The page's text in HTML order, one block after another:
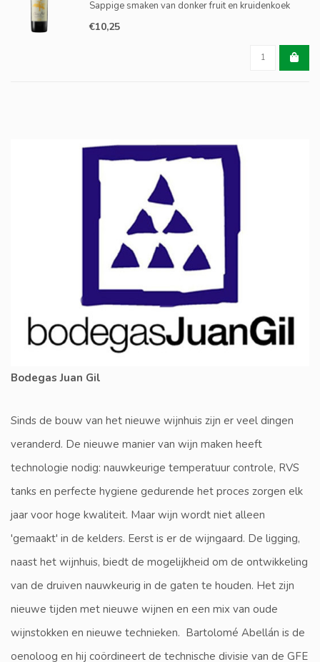
Sappige smaken van donker fruit en kruidenkoek
verspreiden zich langzaam door de mond en er is
zelfs iets rokerigs op te merken.
€10,25
Bodegas Juan Gil
Sinds de bouw van het nieuwe wijnhuis zijn er veel dingen
veranderd. De nieuwe manier van wijn maken heeft
technologie nodig: nauwkeurige temperatuur controle, RVS
tanks en perfecte hygiene gedurende het proces zorgen elk
jaar voor hoge kwaliteit. Maar wijn wordt niet alleen
'gemaakt' in de kelders. Eerst is er de wijngaard. De ligging,
naast het wijnhuis, biedt de mogelijkheid om de ontwikkeling
van de druiven nauwkeurig in de gaten te houden. Het zijn
nieuwe tijden met nieuwe wijnen en een mix van oude
wijnstokken en nieuwe technieken. Bartolomé Abellán is de
oenoloog en hij coördineert de technische divisie van de GFE